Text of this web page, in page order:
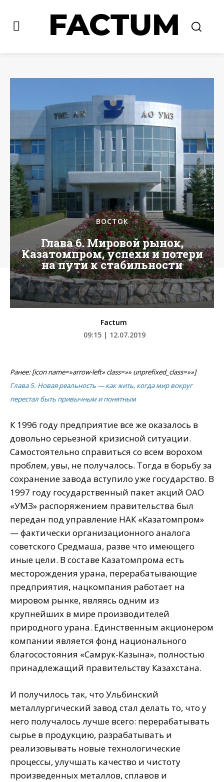
ВОСТОК
Глава 6. Мировой рынок,
Казатомпром, успехи и потери
на пути к стабильности
Factum
09:15 | 12.07.2019
Ранее: [icon name=»arrow-left» class=»» unprefixed_class=»»]
Глава 5. Новая реальность — как жить, когда мир вокруг
перестал быть привычным и понятным
К 1996 году предприятие все же оказалось в
довольно серьезной кризисной ситуации.
Самостоятельно справиться со всем ворохом
проблем, увы, не получалось. Тогда в борьбу за
сохранение завода вступило уже государство. В
1997 году государственный пакет акций ОАО
«УМЗ» распоряжением правительства был
передан под управление НАК «Казатомпром»
— фактически организационного аналога
советского Средмаша, разве что имеющего
иные цели. В составе Казатомпрома есть
месторождения урана, перерабатывающие
предприятия, нацкомпания работает на
мировом рынке, являясь одним из
крупнейших в мире производителей
природного урана. Единственным акционером
компании является фонд национального
благосостояния «Самрук-Казына», полностью
принадлежащий правительству Казахстана.
И получилось так, что Ульбинский
металлургический завод стал делать то, что у
него получалось лучше всего: перерабатывать
сырье в продукцию, разрабатывать и
реализовывать новые технологические
процессы, улучшать качество и чистоту
произведенных металлов, сплавов и